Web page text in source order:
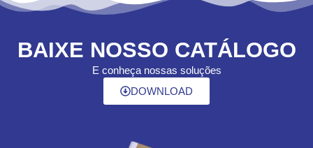
BAIXE NOSSO CATÁLOGO
E conheça nossas soluções
DOWNLOAD